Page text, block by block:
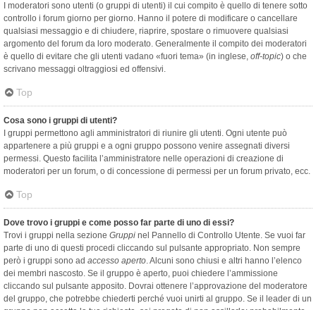
I moderatori sono utenti (o gruppi di utenti) il cui compito è quello di tenere sotto
controllo i forum giorno per giorno. Hanno il potere di modificare o cancellare
qualsiasi messaggio e di chiudere, riaprire, spostare o rimuovere qualsiasi
argomento del forum da loro moderato. Generalmente il compito dei moderatori
è quello di evitare che gli utenti vadano «fuori tema» (in inglese, off-topic) o che
scrivano messaggi oltraggiosi ed offensivi.
Top
Cosa sono i gruppi di utenti?
I gruppi permettono agli amministratori di riunire gli utenti. Ogni utente può
appartenere a più gruppi e a ogni gruppo possono venire assegnati diversi
permessi. Questo facilita l’amministratore nelle operazioni di creazione di
moderatori per un forum, o di concessione di permessi per un forum privato, ecc.
Top
Dove trovo i gruppi e come posso far parte di uno di essi?
Trovi i gruppi nella sezione Gruppi nel Pannello di Controllo Utente. Se vuoi far
parte di uno di questi procedi cliccando sul pulsante appropriato. Non sempre
però i gruppi sono ad accesso aperto. Alcuni sono chiusi e altri hanno l’elenco
dei membri nascosto. Se il gruppo è aperto, puoi chiedere l’ammissione
cliccando sul pulsante apposito. Dovrai ottenere l’approvazione del moderatore
del gruppo, che potrebbe chiederti perché vuoi unirti al gruppo. Se il leader di un